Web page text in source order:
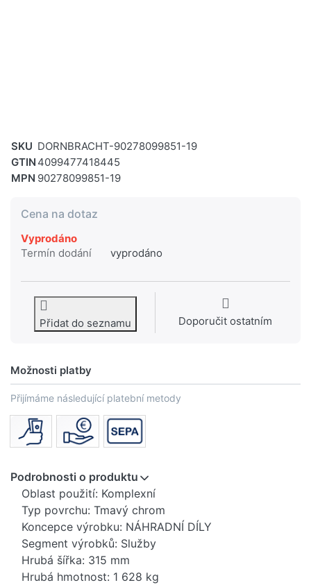
SKU DORNBRACHT-90278099851-19
GTIN 4099477418445
MPN 90278099851-19
Cena na dotaz
Vyprodáno
Termín dodání
vyprodáno
Přidat do seznamu Doporučit ostatním
Možnosti platby
Přijímáme následující platební metody
Podrobnosti o produktu
Oblast použití: Komplexní
Typ povrchu: Tmavý chrom
Koncepce výrobku: NÁHRADNÍ DÍLY
Segment výrobků: Služby
Hrubá šířka: 315 mm
Hrubá hmotnost: 1 628 kg